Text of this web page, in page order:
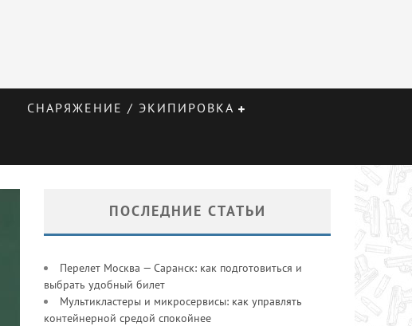
СНАРЯЖЕНИЕ / ЭКИПИРОВКА
ПОСЛЕДНИЕ СТАТЬИ
Перелет Москва — Саранск: как подготовиться и
выбрать удобный билет
Мультикластеры и микросервисы: как управлять
контейнерной средой спокойнее